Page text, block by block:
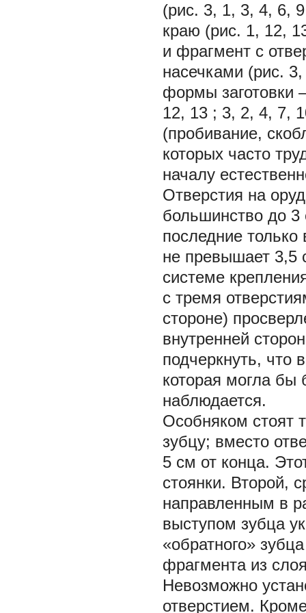
(рис. 3, 1, 3, 4, 6,
краю (рис. 1, 12,
и фрагмент с
насечками (рис.
формы заготовки
12, 13 ; 3, 2, 4, 7,
(пробивание,
которых часто
началу
Отверстия на
большинство до
последние
не превышает 3,5
системе
с тремя
стороне)
внутренней
подчеркнуть, что
которая могла бы
наблюдается.
Особняком стоят
зубцу; вместо
5 см от конца.
стоянки. Второй,
направленным в
выступом зубца
«обратного»
фрагмента из
Невозможно
отверстием.